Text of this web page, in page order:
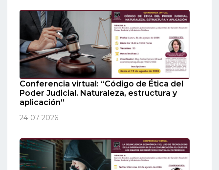
Conferencia virtual: “Código de Ética del
Poder Judicial. Naturaleza, estructura y
aplicación”
24-07-2026